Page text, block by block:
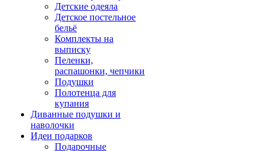
Детские одеяла
Детское постельное
бельё
Комплекты на
выписку
Пеленки,
распашонки, чепчики
Подушки
Полотенца для
купания
Диванные подушки и
наволочки
Идеи подарков
Подарочные